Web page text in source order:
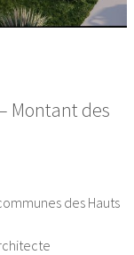
Montant des
des Hauts